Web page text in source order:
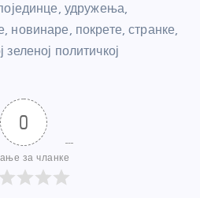
удружења,
новинаре, покрете, странке,
политичкој
0
за чланке